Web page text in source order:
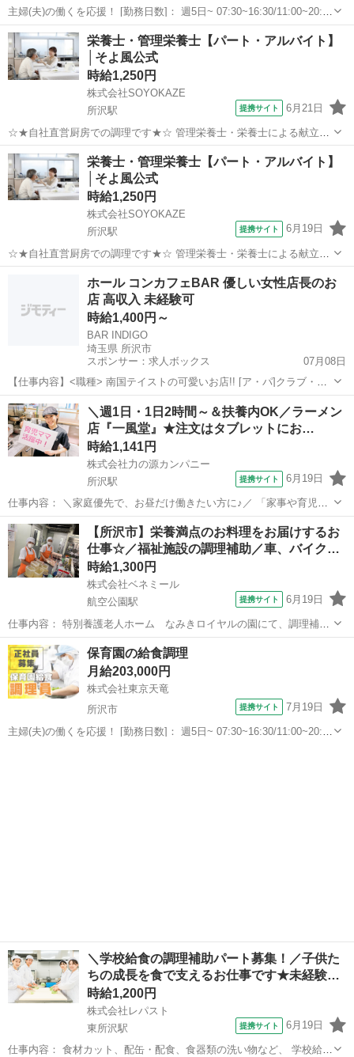
主婦(夫)の働くを応援！ [勤務日数]： 週5日~ 07:30~16:30/11:00~20:00
月/火/水/木/金/土 などから選べます [勤務地・最寄駅]： 埼玉県所沢市
上新井5-5-3 株式会社東京天竜 西所沢駅...
埼玉 所沢市 その他
栄養士・管理栄養士【パート・アルバイト】
│そよ風公式
時給1,250円
株式会社SOYOKAZE
所沢駅
提携サイト 6月21日
☆★自社直営厨房での調理です★☆ 管理栄養士・栄養士による献立表
をもとに、お客様のお食事の調理業務・発注などをお願いします。 ・
調理業務全般・配膳、下膳、食器類の洗浄、収納 ・厨房内の清掃、衛
生管理 ・食材の発注、検品、在...
埼玉 所沢市 所沢駅 その他
栄養士・管理栄養士【パート・アルバイト】
│そよ風公式
時給1,250円
株式会社SOYOKAZE
所沢駅
提携サイト 6月19日
☆★自社直営厨房での調理です★☆ 管理栄養士・栄養士による献立表
をもとに、お客様のお食事の調理業務・発注などをお願いします。 ・
調理業務全般・配膳、下膳、食器類の洗浄、収納 ・厨房内の清掃、衛
生管理 ・食材の発注、検品、在...
ホール コンカフェBAR 優しい女性店長のお
店 高収入 未経験可
時給1,400円～
BAR INDIGO
埼玉県 所沢市
スポンサー：求人ボックス
07月08日
【仕事内容】<職種> 南国テイストの可愛いお店!! [ア・パ]クラブ・ス
ナック系ホールスタッフ(ナイトワーク系) <雇用形態> アルバイト・パ
ート <給与> [ア・パ]時給1,400円～ 交通費:一部支給 片道1日500円ま
で支給...
アルバイト・パート
＼週1日・1日2時間～＆扶養内OK／ラーメン
店『一風堂』★注文はタブレットにお…
時給1,141円
株式会社力の源カンパニー
所沢駅
提携サイト 6月19日
仕事内容： ＼家庭優先で、お昼だけ働きたい方に♪／ 「家事や育児も
大切にしながら、ちょっとお小遣いもほしい」 「久しぶりの社会復
帰、まずは短時間から試したい」 そんなしゅふさんにピッタリのお仕
事です♪ お任せするのは、ラン...
埼玉 所沢市 所沢駅 キッチン
【所沢市】栄養満点のお料理をお届けするお
仕事☆／福祉施設の調理補助／車、バイク…
時給1,300円
株式会社ベネミール
航空公園駅
提携サイト 6月19日
仕事内容： 特別養護老人ホーム なみきロイヤルの園にて、調理補助
のお仕事募集です！ 経験の浅い方や職務未経験の方でもご応募可能で
す◎ 利用者様へ栄養満点のお料理をお届けするお仕事です。 【具体的
なお仕事内容】 ■盛り付け...
埼玉 所沢市 航空公園駅 キッチン
保育園の給食調理
月給203,000円
株式会社東京天竜
所沢市
提携サイト 7月19日
主婦(夫)の働くを応援！ [勤務日数]： 週5日~ 07:30~16:30/11:00~20:00
＼学校給食の調理補助パート募集！／子供た
ちの成長を食で支えるお仕事です★未経験…
時給1,200円
株式会社レパスト
東所沢駅
提携サイト 6月19日
仕事内容： 食材カット、配缶・配食、食器類の洗い物など、 学校給食